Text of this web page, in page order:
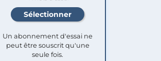
Un abonnement d'essai ne
peut être souscrit qu'une
seule fois.​